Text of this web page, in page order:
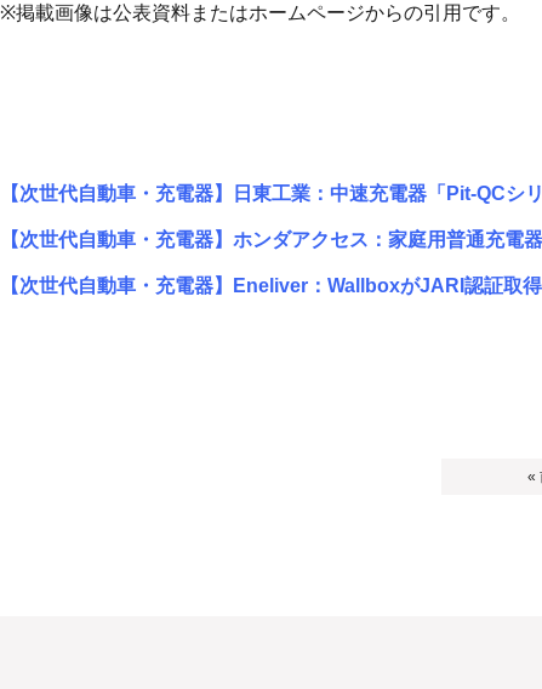
※掲載画像は公表資料またはホームページからの引用です。
【次世代自動車・充電器】日東工業：中速充電器「Pit-QCシ
【次世代自動車・充電器】ホンダアクセス：家庭用普通充
【次世代自動車・充電器】Eneliver：WallboxがJARI認証取
«